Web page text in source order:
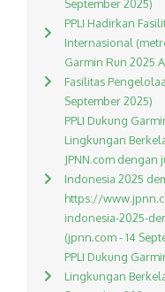
September 2025)
PPLI Hadirkan
Internasional
Garmin Run 2025
Fasilitas
September 2025)
PPLI Dukung
Lingkungan
JPNN.com dengan
Indonesia 2025
https://
indonesia-2025-
(jpnn.com - 14
PPLI Dukung
Lingkungan